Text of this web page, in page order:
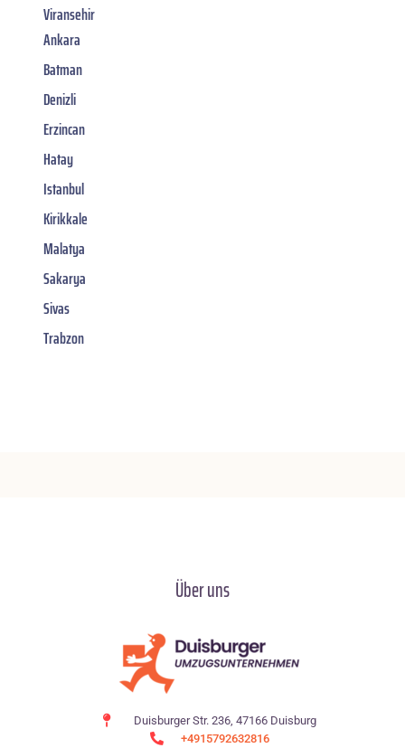
Viransehir
Ankara
Batman
Denizli
Erzincan
Hatay
Istanbul
Kirikkale
Malatya
Sakarya
Sivas
Trabzon
Über uns
Duisburger Str. 236, 47166 Duisburg
+4915792632816